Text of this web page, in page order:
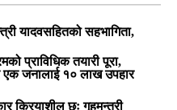
यादवसहितको सहभागिता,
प्राविधिक तयारी पूरा,
जनालाई १० लाख उपहार
क्रियाशील छः गृहमन्त्री